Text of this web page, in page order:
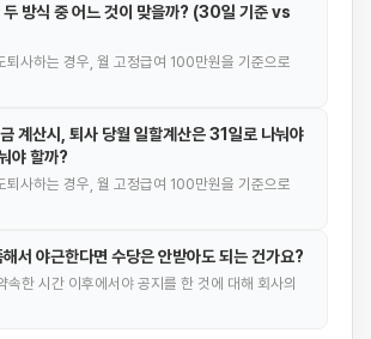
두 방식 중 어느 것이 맞을까? (30일 기준 vs
퇴사하는 경우, 월 고정급여 100만원을 기준으로
계산시, 퇴사 당월 일할계산은 31일로 나눠야
야 할까?
퇴사하는 경우, 월 고정급여 100만원을 기준으로
서 야근한다면 수당은 안받아도 되는 건가요?
속한 시간 이후에서야 공지를 한 것에 대해 회사의